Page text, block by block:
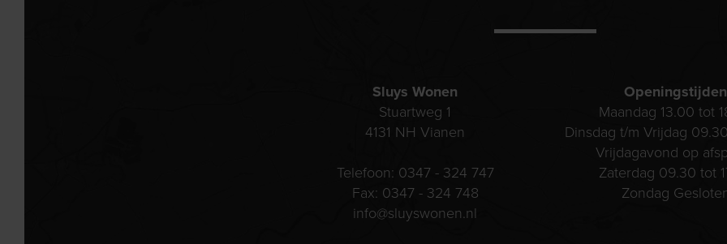
Sluys Wonen
Stuartweg 1
4131 NH Vianen
Telefoon: 0347 - 324 747
Fax: 0347 - 324 748
info@sluyswonen.nl
Openingstijden
Maandag 13.00 tot
Dinsdag t/m Vrijdag
Vrijdagavond op
Zaterdag 09.30 tot
Zondag